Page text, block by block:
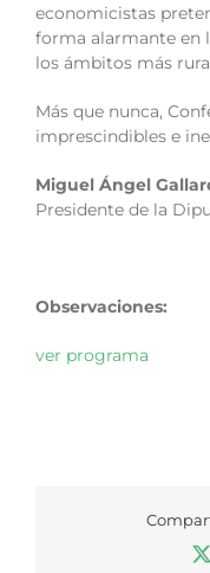
economicistas
forma alarmante en
los ámbitos más
Más que nunca,
imprescindibles e
Miguel Ángel
Presidente de la
Observaciones:
ver programa